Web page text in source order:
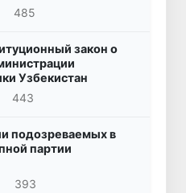
485
закон о
Узбекистан
443
подозреваемых в
партии
393